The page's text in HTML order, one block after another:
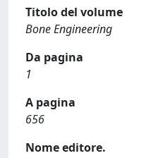
Titolo del volume
Bone Engineering
Da pagina
1
A pagina
656
Nome editore.